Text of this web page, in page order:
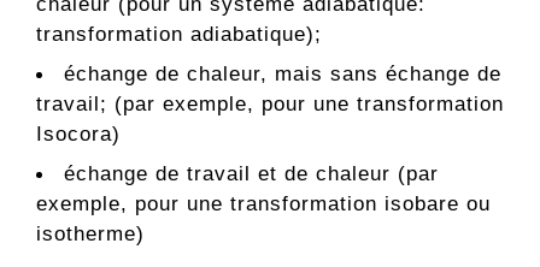
transformation adiabatique);
échange de chaleur, mais sans échange de
travail; (par exemple, pour une transformation
Isocora)
échange de travail et de chaleur (par
exemple, pour une transformation isobare ou
isotherme)